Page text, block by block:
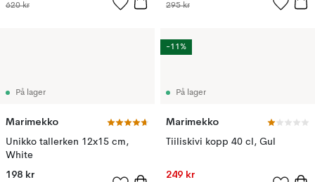
620 kr 295 kr
På lager
Marimekko
Unikko tallerken 12x15 cm,
White
198 kr
På lager
Marimekko
Tiiliskivi kopp 40 cl, Gul
249 kr
-11%